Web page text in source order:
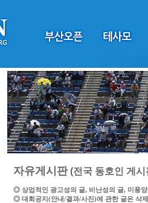
자유게시판(전국 동호인 게시
◎ 상업적인 광고성의 글, 비난성의 글, 미풍
◎ 대회공지(안내/결과/사진)에 관한 글은 삭